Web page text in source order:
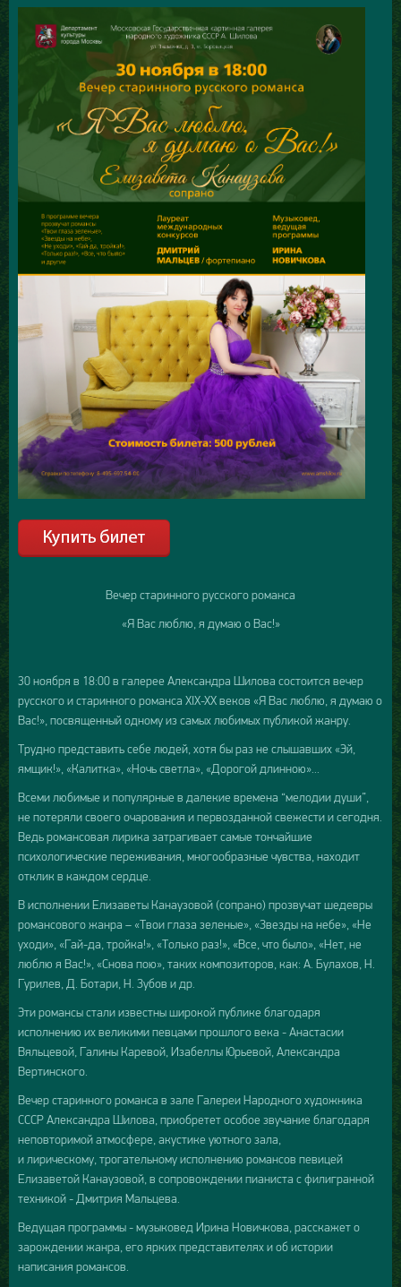
Вечер старинного русского романса
«Я Вас люблю, я думаю о Вас!»
30 ноября в 18:00 в галерее Александра Шилова состоится вечер
русского и старинного романса XIX-XX веков «Я Вас люблю, я думаю о
Вас!», посвященный одному из самых любимых публикой жанру.
Трудно представить себе людей, хотя бы раз не слышавших «Эй,
ямщик!», «Калитка», «Ночь светла», «Дорогой длинною»...
Всеми любимые и популярные в далекие времена “мелодии души”,
не потеряли своего очарования и первозданной свежести и сегодня.
Ведь романсовая лирика затрагивает самые тончайшие
психологические переживания, многообразные чувства, находит
отклик в каждом сердце.
В исполнении Елизаветы Канаузовой (сопрано) прозвучат шедевры
романсового жанра – «Твои глаза зеленые», «Звезды на небе», «Не
уходи», «Гай-да, тройка!», «Только раз!», «Все, что было», «Нет, не
люблю я Вас!», «Снова пою», таких композиторов, как: А. Булахов, Н.
Гурилев, Д. Ботари, Н. Зубов и др.
Эти романсы стали известны широкой публике благодаря
исполнению их великими певцами прошлого века - Анастасии
Вяльцевой, Галины Каревой, Изабеллы Юрьевой, Александра
Вертинского.
Вечер старинного романса в зале Галереи Народного художника
СССР Александра Шилова, приобретет особое звучание благодаря
неповторимой атмосфере, акустике уютного зала,
и лирическому, трогательному исполнению романсов певицей
Елизаветой Канаузовой, в сопровождении пианиста с филигранной
техникой - Дмитрия Мальцева.
Ведущая программы - музыковед Ирина Новичкова, расскажет о
зарождении жанра, его ярких представителях и об истории
написания романсов.